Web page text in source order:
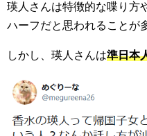
瑛人さんは特徴的な喋り方
ハーフだと思われることが
しかし、瑛人さんは準日本